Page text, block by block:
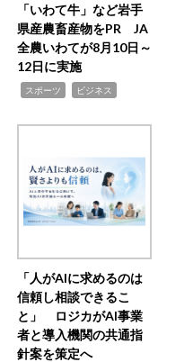
「いわて牛」など岩手
県産農畜産物をPR JA
全農いわてが8月10日～
12日に実施
スポーツ ビジネス
「人がAIに求めるのは
信頼し相談できるこ
と」 ロジカがAI事業
者と導入機関の共通指
針案を策定へ